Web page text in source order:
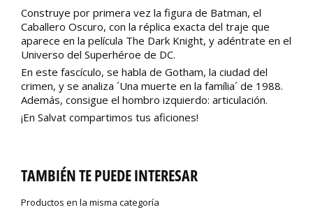
Construye por primera vez la figura de Batman, el
Caballero Oscuro, con la réplica exacta del traje que
aparece en la película The Dark Knight, y adéntrate en el
Universo del Superhéroe de DC.
En este fascículo, se habla de Gotham, la ciudad del
crimen, y se analiza ´Una muerte en la família´ de 1988.
Además, consigue el hombro izquierdo: articulación.
¡En Salvat compartimos tus aficiones!
TAMBIÉN TE PUEDE INTERESAR
Productos en la misma categoría